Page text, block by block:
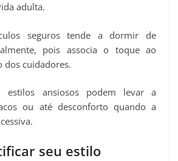
adulta.
seguros tende a dormir de
pois associa o toque ao
dos cuidadores.
estilos ansiosos podem levar a
ou até desconforto quando a
seu estilo